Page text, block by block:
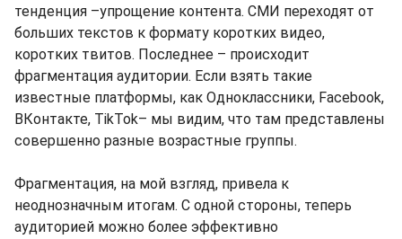
тенденция –упрощение контента. СМИ переходят от
больших текстов к формату коротких видео,
коротких твитов. Последнее – происходит
фрагментация аудитории. Если взять такие
известные платформы, как Одноклассники, Facebook,
ВКонтакте, TikTok– мы видим, что там представлены
совершенно разные возрастные группы.
Фрагментация, на мой взгляд, привела к
неоднозначным итогам. С одной стороны, теперь
аудиторией можно более эффективно